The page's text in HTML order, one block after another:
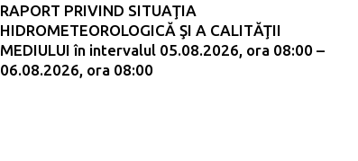
RAPORT PRIVIND SITUAŢIA
HIDROMETEOROLOGICĂ ŞI A CALITĂŢII
MEDIULUI în intervalul 05.08.2026, ora 08:00 –
06.08.2026, ora 08:00